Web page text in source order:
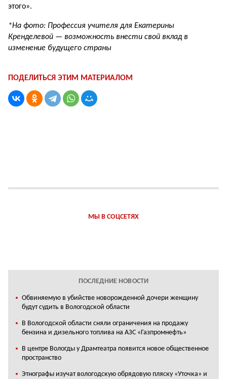
этого».
*На фото: Профессия учителя для Екатерины
Кренделевой — возможность внести свой вклад в
изменение будущего страны
ПОДЕЛИТЬСЯ ЭТИМ МАТЕРИАЛОМ
МЫ В СОЦСЕТЯХ
ПОСЛЕДНИЕ НОВОСТИ
Обвиняемую в убийстве новорожденной дочери женщину
будут судить в Вологодской области
В Вологодской области сняли ограничения на продажу
бензина и дизельного топлива на АЗС «Газпромнефть»
В центре Вологды у Драмтеатра появится новое общественное
пространство
Этнографы изучат вологодскую обрядовую пляску «Уточка» и